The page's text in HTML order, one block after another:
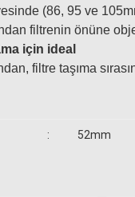
(86, 95 ve
filtrenin önüne
için ideal
filtre taşıma
: 52mm